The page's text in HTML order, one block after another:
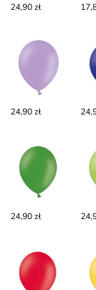
24,90 zł
24,90 zł
24,90 zł